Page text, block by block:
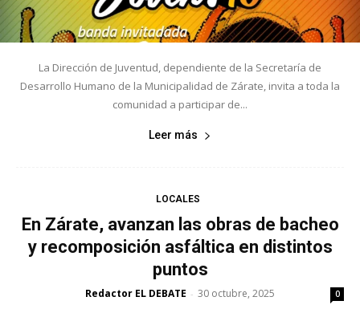
La Dirección de Juventud, dependiente de la Secretaría de
Desarrollo Humano de la Municipalidad de Zárate, invita a toda la
comunidad a participar de...
Leer más
LOCALES
En Zárate, avanzan las obras de bacheo
y recomposición asfáltica en distintos
puntos
Redactor EL DEBATE - 30 octubre, 2025 0